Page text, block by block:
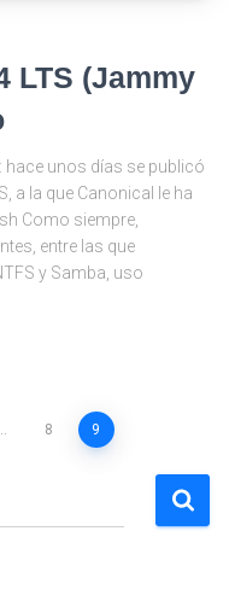
LTS (Jammy
unos días se publicó
a la que Canonical le ha
Como siempre,
entre las que
y Samba, uso
8 9